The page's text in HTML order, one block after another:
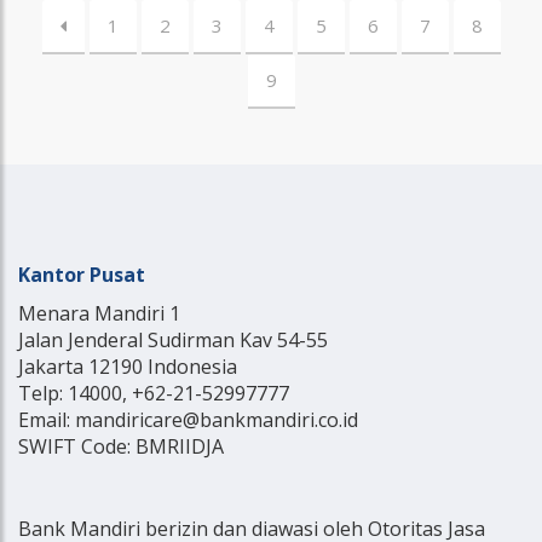
1 2 3 4 5 6 7 8
9
Kantor Pusat
Menara Mandiri 1
Jalan Jenderal Sudirman Kav 54-55
Jakarta 12190 Indonesia
Telp: 14000, +62-21-52997777
Email: mandiricare@bankmandiri.co.id
SWIFT Code: BMRIIDJA
Bank Mandiri berizin dan diawasi oleh Otoritas Jasa